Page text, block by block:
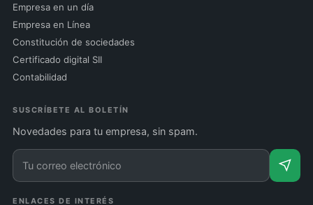
Empresa en un día
Empresa en Línea
Constitución de sociedades
Certificado digital SII
Contabilidad
SUSCRÍBETE AL BOLETÍN
Novedades para tu empresa, sin spam.
ENLACES DE INTERÉS